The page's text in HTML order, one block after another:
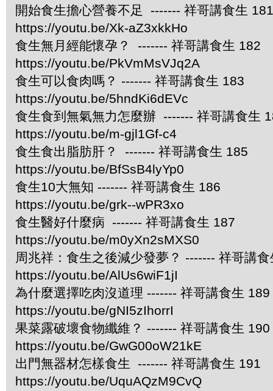
開始食生擔心營養不足 ------- 祥哥講食生 181
https://youtu.be/Xk-aZ3xkkHo
食生無月經能懷孕？ ------- 祥哥講食生 182
https://youtu.be/PkVmMsVJq2A
食生可以食肉嗎？ ------- 祥哥講食生 183
https://youtu.be/5hndKi6dEVc
食生食到無氣無力怎麼辦 ------- 祥哥講食生
https://youtu.be/m-gjl1Gf-c4
食生食出脂肪肝？ ------- 祥哥講食生 185
https://youtu.be/BfSsB4lyYp0
食生10大無知 ------- 祥哥講食生 186
https://youtu.be/grk--wPR3xo
食生醫好什麼病 ------- 祥哥講食生 187
https://youtu.be/m0yXn2sMXS0
周兆祥：食生之後減少發夢？ ------- 祥哥講
https://youtu.be/AlUs6wiF1jI
為什麼選擇吃肉沒道理 ------- 祥哥講食生 189
https://youtu.be/gNI5zIhorrI
果菜露破壞食物纖維？ ------- 祥哥講食生 190
https://youtu.be/GwG00oW21kE
出門無器材怎樣食生 ------- 祥哥講食生 191
https://youtu.be/UquAQzM9CvQ